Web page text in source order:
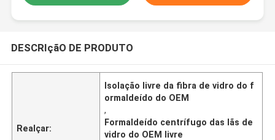
DESCRIçãO DE PRODUTO
Realçar:
Isolação livre da fibra de vidro do f
ormaldeído do OEM
,
Formaldeído centrífugo das lãs de
vidro do OEM livre